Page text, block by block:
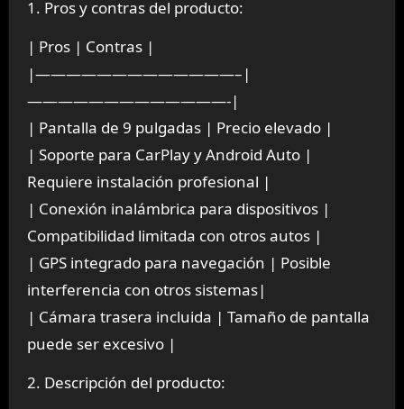
1. Pros y contras del producto:
| Pros | Contras |
|—————————————–|
—————————————-|
| Pantalla de 9 pulgadas | Precio elevado |
| Soporte para CarPlay y Android Auto |
Requiere instalación profesional |
| Conexión inalámbrica para dispositivos |
Compatibilidad limitada con otros autos |
| GPS integrado para navegación | Posible
interferencia con otros sistemas|
| Cámara trasera incluida | Tamaño de pantalla
puede ser excesivo |
2. Descripción del producto: